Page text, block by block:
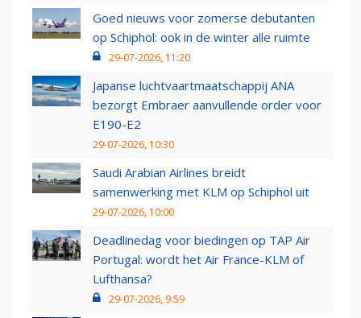
Goed nieuws voor zomerse debutanten
op Schiphol: ook in de winter alle ruimte
29-07-2026, 11:20
Japanse luchtvaartmaatschappij ANA
bezorgt Embraer aanvullende order voor
E190-E2
29-07-2026, 10:30
Saudi Arabian Airlines breidt
samenwerking met KLM op Schiphol uit
29-07-2026, 10:00
Deadlinedag voor biedingen op TAP Air
Portugal: wordt het Air France-KLM of
Lufthansa?
29-07-2026, 9:59